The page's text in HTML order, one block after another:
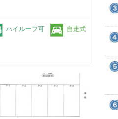
ハイルーフ可 自走式